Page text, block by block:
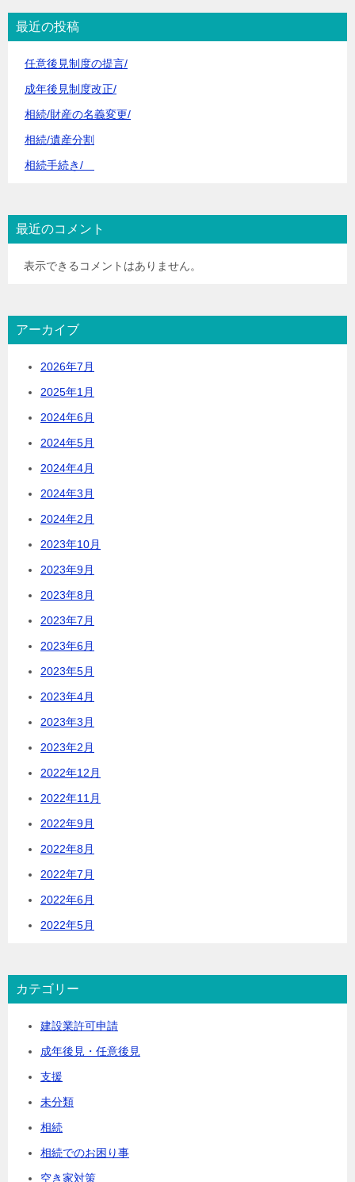
シ
ョ
最近の投稿
任意後見制度の提言/
成年後見制度改正/
相続/財産の名義変更/
相続/遺産分割
相続手続き/
最近のコメント
表示できるコメントはありません。
アーカイブ
2026年7月
2025年1月
2024年6月
2024年5月
2024年4月
2024年3月
2024年2月
2023年10月
2023年9月
2023年8月
2023年7月
2023年6月
2023年5月
2023年4月
2023年3月
2023年2月
2022年12月
2022年11月
2022年9月
2022年8月
2022年7月
2022年6月
2022年5月
カテゴリー
建設業許可申請
成年後見・任意後見
支援
未分類
相続
相続でのお困り事
空き家対策